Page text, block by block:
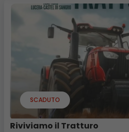
SCADUTO
Riviviamo il Tratturo